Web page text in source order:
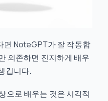
면 NoteGPT가 잘 작동합
의존하면 진지하게 배우
깁니다.
으로 배우는 것은 시각적